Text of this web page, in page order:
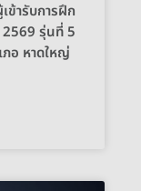
ข้ารับการฝึก
รุ่นที่ 5
ภอ หาดใหญ่